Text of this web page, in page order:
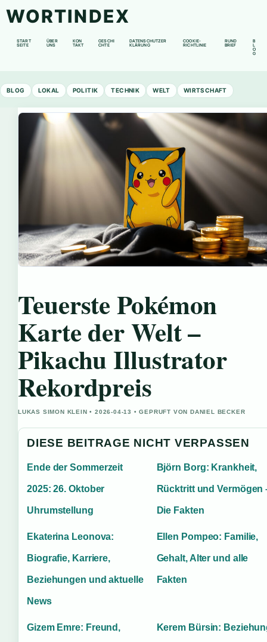
WORTINDEX
START
SEITE
ÜBER
UNS
KON
TAKT
GESCHI
CHTE
DATENSCHUTZER
KLÄRUNG
COOKIE-
RICHTLINIE
RUND
BRIEF
B
L
O
G
BLOG LOKAL POLITIK TECHNIK WELT WIRTSCHAFT
Teuerste Pokémon
Karte der Welt –
Pikachu Illustrator
Rekordpreis
LUKAS SIMON KLEIN • 2026-04-13 • GEPRUFT VON DANIEL BECKER
DIESE BEITRAGE NICHT VERPASSEN
Ende der Sommerzeit
2025: 26. Oktober
Uhrumstellung
Björn Borg: Krankheit,
Rücktritt und Vermögen
Die Fakten
Ekaterina Leonova:
Biografie, Karriere,
Beziehungen und aktuelle
News
Ellen Pompeo: Familie,
Gehalt, Alter und alle
Fakten
Gizem Emre: Freund, Kerem Bürsin: